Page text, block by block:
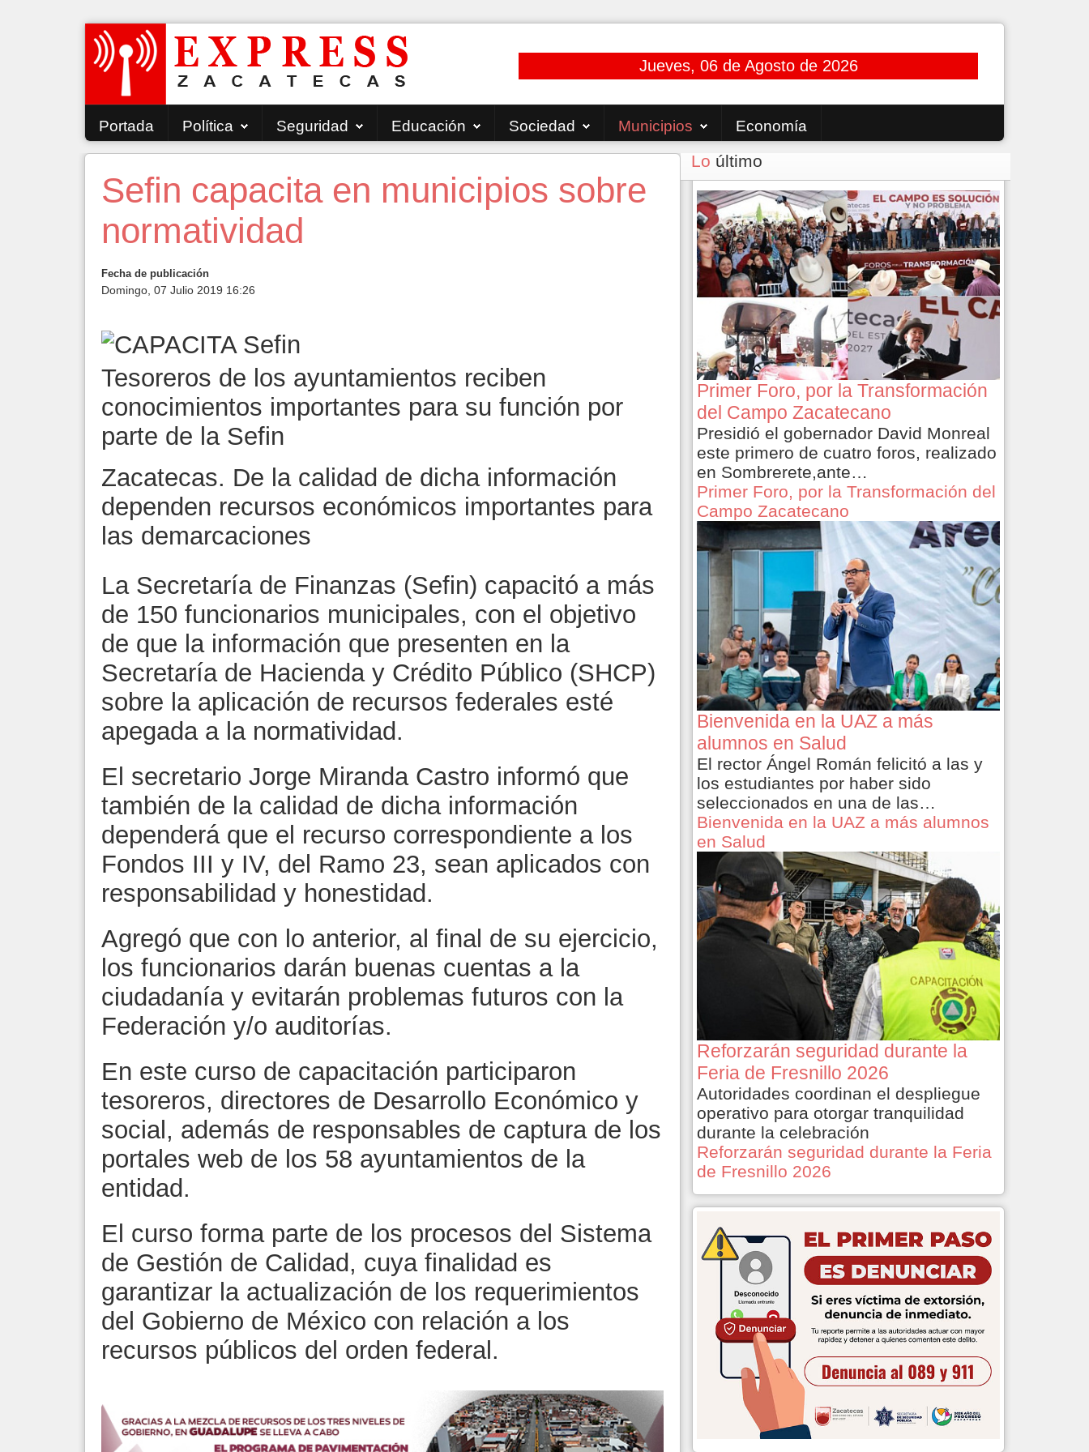
Jueves, 06 de Agosto de 2026
Portada Política Seguridad Educación Sociedad Municipios Economía
Sefin capacita en municipios sobre
normatividad
Fecha de publicación
Domingo, 07 Julio 2019 16:26
Tesoreros de los ayuntamientos reciben
conocimientos importantes para su función por
parte de la Sefin
Zacatecas. De la calidad de dicha información
dependen recursos económicos importantes para
las demarcaciones
La Secretaría de Finanzas (Sefin) capacitó a más
de 150 funcionarios municipales, con el objetivo
de que la información que presenten en la
Secretaría de Hacienda y Crédito Público (SHCP)
sobre la aplicación de recursos federales esté
apegada a la normatividad.
El secretario Jorge Miranda Castro informó que
también de la calidad de dicha información
dependerá que el recurso correspondiente a los
Fondos III y IV, del Ramo 23, sean aplicados con
responsabilidad y honestidad.
Agregó que con lo anterior, al final de su ejercicio,
los funcionarios darán buenas cuentas a la
ciudadanía y evitarán problemas futuros con la
Federación y/o auditorías.
En este curso de capacitación participaron
tesoreros, directores de Desarrollo Económico y
social, además de responsables de captura de los
portales web de los 58 ayuntamientos de la
entidad.
El curso forma parte de los procesos del Sistema
de Gestión de Calidad, cuya finalidad es
garantizar la actualización de los requerimientos
del Gobierno de México con relación a los
recursos públicos del orden federal.
Lo último
Primer Foro, por la Transformación
del Campo Zacatecano
Presidió el gobernador David Monreal
este primero de cuatro foros, realizado
en Sombrerete,ante…
Primer Foro, por la Transformación del
Campo Zacatecano
Bienvenida en la UAZ a más
alumnos en Salud
El rector Ángel Román felicitó a las y
los estudiantes por haber sido
seleccionados en una de las…
Bienvenida en la UAZ a más alumnos
en Salud
Reforzarán seguridad durante la
Feria de Fresnillo 2026
Autoridades coordinan el despliegue
operativo para otorgar tranquilidad
durante la celebración
Reforzarán seguridad durante la Feria
de Fresnillo 2026